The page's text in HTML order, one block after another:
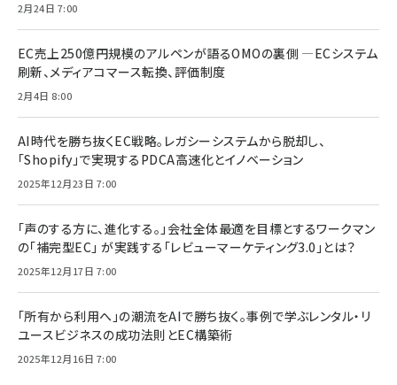
2月24日 7:00
EC売上250億円規模のアルペンが語るOMOの裏側 ―ECシステム
刷新、メディアコマース転換、評価制度
2月4日 8:00
AI時代を勝ち抜くEC戦略。レガシーシステムから脱却し、
「Shopify」で実現するPDCA高速化とイノベーション
2025年12月23日 7:00
「声のする方に、進化する。」会社全体最適を目標とするワークマン
の「補完型EC」 が実践する「レビューマーケティング3.0」とは？
2025年12月17日 7:00
「所有から利用へ」の潮流をAIで勝ち抜く。事例で学ぶレンタル・リ
ユースビジネスの成功法則とEC構築術
2025年12月16日 7:00